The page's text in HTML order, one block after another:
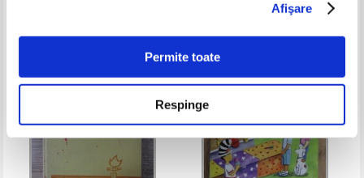
Afişare
Permite toate
Respinge